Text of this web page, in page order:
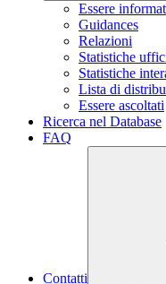
Essere
Guidances
Relazioni
Statistiche
Statistiche
Lista di
Essere ascoltati
Ricerca nel Database
FAQ
Contatti